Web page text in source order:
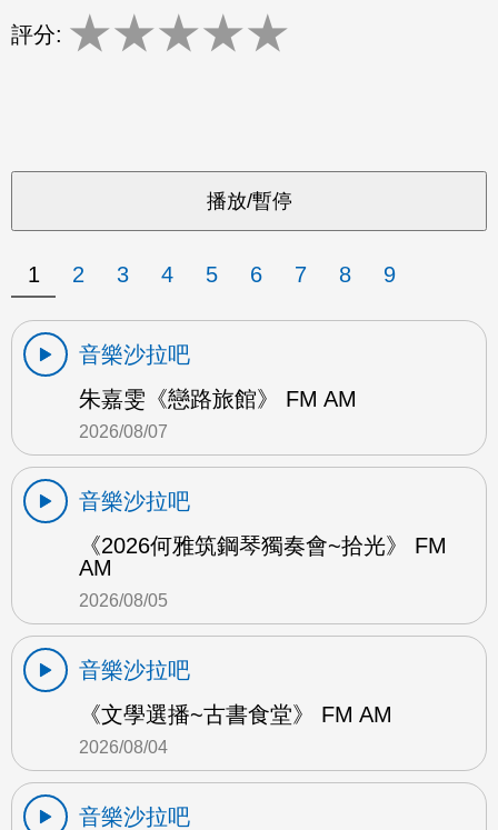
評分: ★★★★★
1 2 3 4 5 6 7 8 9
音樂沙拉吧
朱嘉雯《戀路旅館》 FM AM
2026/08/07
音樂沙拉吧
《2026何雅筑鋼琴獨奏會~拾光》 FM
AM
2026/08/05
音樂沙拉吧
《文學選播~古書食堂》 FM AM
2026/08/04
音樂沙拉吧